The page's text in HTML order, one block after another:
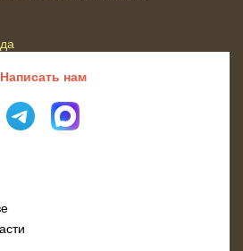
Написать нам